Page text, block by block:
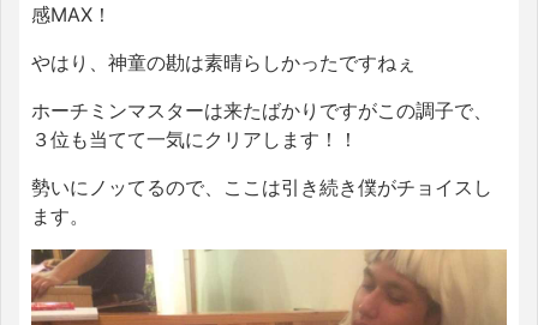
感MAX！
やはり、神童の勘は素晴らしかったですねぇ
ホーチミンマスターは来たばかりですがこの調子で、
３位も当てて一気にクリアします！！
勢いにノッてるので、ここは引き続き僕がチョイスし
ます。